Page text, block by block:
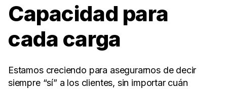
Capacidad para
cada carga
Estamos creciendo para asegurarnos de decir
siempre “sí” a los clientes, sin importar cuán